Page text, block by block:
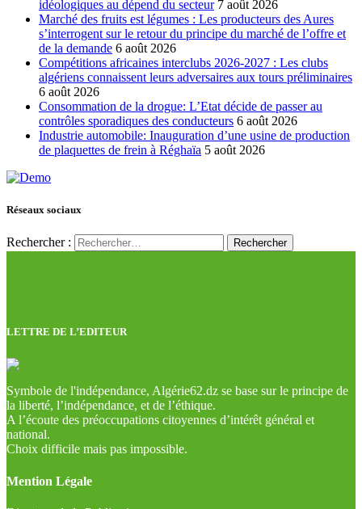
idéologiques au dépend du secteur 7 août 2026
Marché des fruits est légumes : Les producteurs des Aures
s’interrogent sur le retour du principe du marché de l’offre et
de la demande 6 août 2026
Compétitions africaines interclubs 2026-2027 : Les clubs
algériens connaissent leurs adversaires aux tours préliminaires
6 août 2026
Consommation de la drogue: L’Etat décide de passer au
contrôles sporadiques des conducteurs 6 août 2026
Industrie automobile: Inauguration d’une usine de production
de plaquettes de frein à Réghaïa 5 août 2026
Réseaux sociaux
Rechercher :
LETTRE DE L’EDITEUR
Symbole de l'indépendance, Algérie62.dz se base sur le principe de
la liberté, l’indépendance, et de l’éthique.
A l’écoute des préoccupations citoyennes d’intérêt général et
national.
Choix difficile mais pas impossible.
Mention Légale